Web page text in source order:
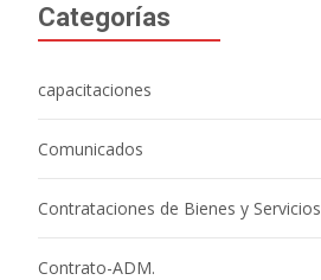
Categorías
capacitaciones
Comunicados
Contrataciones de Bienes y Servicios
Contrato-ADM.